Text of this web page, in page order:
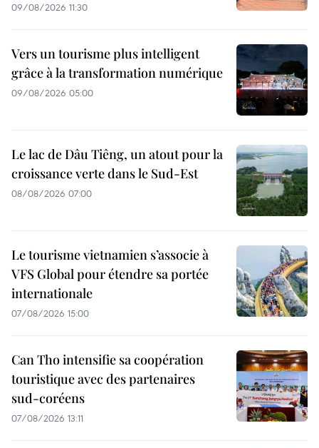
09/08/2026 11:30
Vers un tourisme plus intelligent
grâce à la transformation numérique
09/08/2026 05:00
Le lac de Dâu Tiêng, un atout pour la
croissance verte dans le Sud-Est
08/08/2026 07:00
Le tourisme vietnamien s’associe à
VFS Global pour étendre sa portée
internationale
07/08/2026 15:00
Can Tho intensifie sa coopération
touristique avec des partenaires
sud-coréens
07/08/2026 13:11